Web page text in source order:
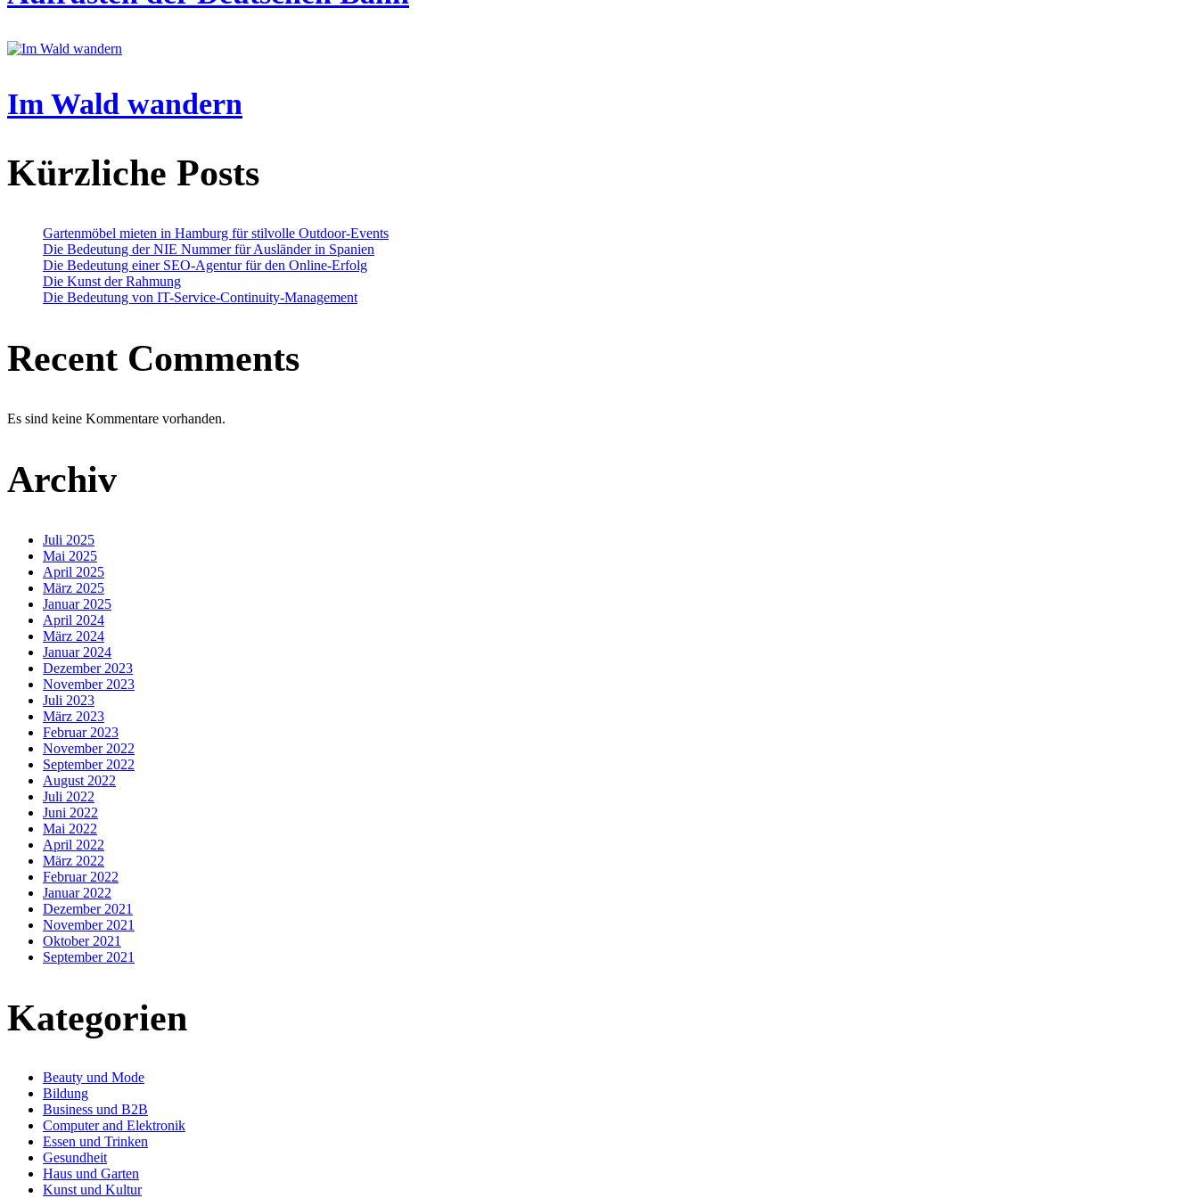
Im Wald wandern
Kürzliche Posts
Gartenmöbel mieten in Hamburg für stilvolle Outdoor-Events
Die Bedeutung der NIE Nummer für Ausländer in Spanien
Die Bedeutung einer SEO-Agentur für den Online-Erfolg
Die Kunst der Rahmung
Die Bedeutung von IT-Service-Continuity-Management
Recent Comments
Es sind keine Kommentare vorhanden.
Archiv
Juli 2025
Mai 2025
April 2025
März 2025
Januar 2025
April 2024
März 2024
Januar 2024
Dezember 2023
November 2023
Juli 2023
März 2023
Februar 2023
November 2022
September 2022
August 2022
Juli 2022
Juni 2022
Mai 2022
April 2022
März 2022
Februar 2022
Januar 2022
Dezember 2021
November 2021
Oktober 2021
September 2021
Kategorien
Beauty und Mode
Bildung
Business und B2B
Computer and Elektronik
Essen und Trinken
Gesundheit
Haus und Garten
Kunst und Kultur